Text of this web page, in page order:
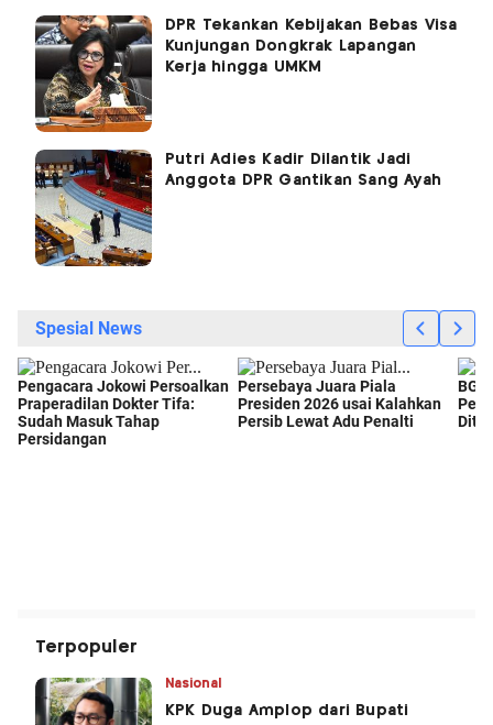
DPR Tekankan Kebijakan Bebas Visa
Kunjungan Dongkrak Lapangan
Kerja hingga UMKM
Putri Adies Kadir Dilantik Jadi
Anggota DPR Gantikan Sang Ayah
Terpopuler
Nasional
KPK Duga Amplop dari Bupati